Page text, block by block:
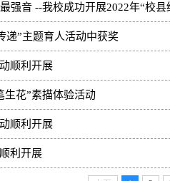
强音 --我校成功开展2022年“校县
递”主题育人活动中获奖
顺利开展
生花”素描体验活动
顺利开展
利开展